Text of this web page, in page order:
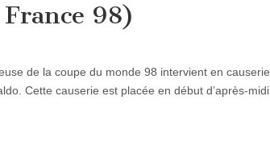
98)
de la coupe du monde 98 intervient en causerie
Cette causerie est placée en début d’après-midi